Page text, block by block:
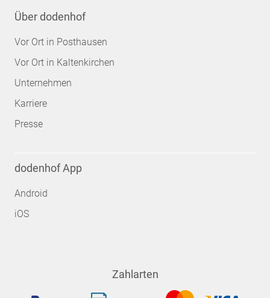
Über dodenhof
Vor Ort in Posthausen
Vor Ort in Kaltenkirchen
Unternehmen
Karriere
Presse
dodenhof App
Android
iOS
Zahlarten